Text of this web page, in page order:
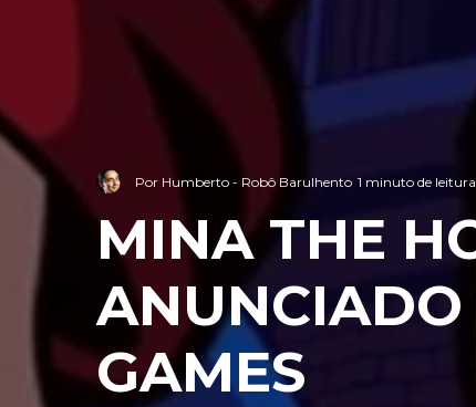
Por Humberto - Robô Barulhento 1 minuto de leitura
MINA THE
ANUNCIADO
GAMES